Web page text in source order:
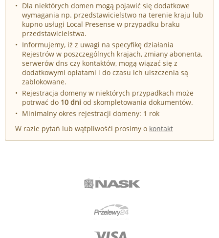
Dla niektórych domen mogą pojawić się dodatkowe
wymagania np. przedstawicielstwo na terenie kraju lub
kupno usługi Local Presense w przypadku braku
przedstawicielstwa.
Informujemy, iż z uwagi na specyfikę działania
Rejestrów w poszczególnych krajach, zmiany abonenta,
serwerów dns czy kontaktów, mogą wiązać się z
dodatkowymi opłatami i do czasu ich uiszczenia są
zablokowane.
Rejestracja domeny w niektórych przypadkach może
potrwać do 10 dni od skompletowania dokumentów.
Minimalny okres rejestracji domeny: 1 rok
W razie pytań lub wątpliwośći prosimy o kontakt